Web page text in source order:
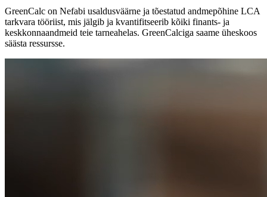
GreenCalc on Nefabi usaldusväärne ja tõestatud andmepõhine LCA
tarkvara tööriist, mis jälgib ja kvantifitseerib kõiki finants- ja
keskkonnaandmeid teie tarneahelas. GreenCalciga saame üheskoos
säästa ressursse.